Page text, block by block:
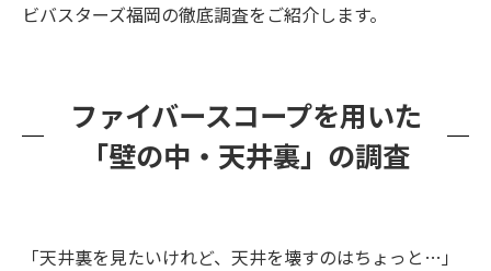
ビバスターズ福岡の徹底調査をご紹介します。
ファイバースコープを用いた
「壁の中・天井裏」の調査
「天井裏を見たいけれど、天井を壊すのはちょっと…」